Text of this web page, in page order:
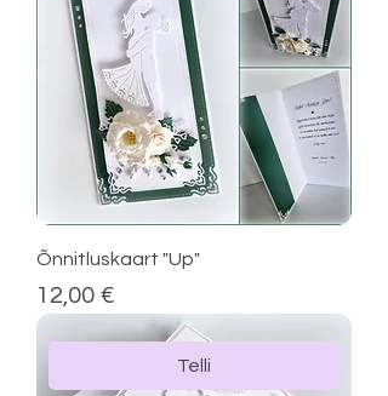
Õnnitluskaart "Up"
Price
12,00 €
Telli